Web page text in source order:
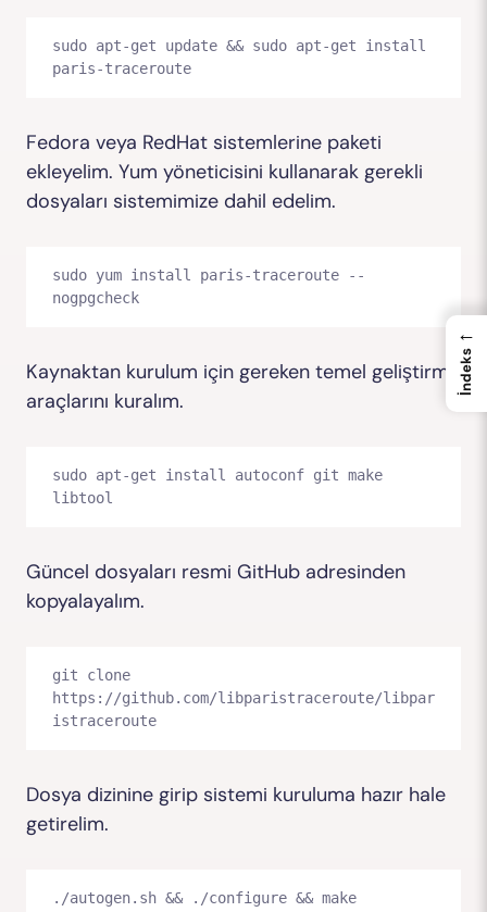
sudo apt-get update && sudo apt-get install
paris-traceroute
Fedora veya RedHat sistemlerine paketi
ekleyelim. Yum yöneticisini kullanarak gerekli
dosyaları sistemimize dahil edelim.
sudo yum install paris-traceroute --
nogpgcheck
Kaynaktan kurulum için gereken temel geliştirme
araçlarını kuralım.
sudo apt-get install autoconf git make
libtool
Güncel dosyaları resmi GitHub adresinden
kopyalayalım.
git clone
https://github.com/libparistraceroute/libpar
istraceroute
Dosya dizinine girip sistemi kuruluma hazır hale
getirelim.
./autogen.sh && ./configure && make
←
İndeks